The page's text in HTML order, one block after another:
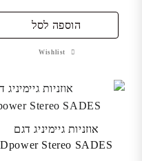
הוספה לסל
Wishlist
אוזניות גיימיניג דגם
Dpower Stereo SADES